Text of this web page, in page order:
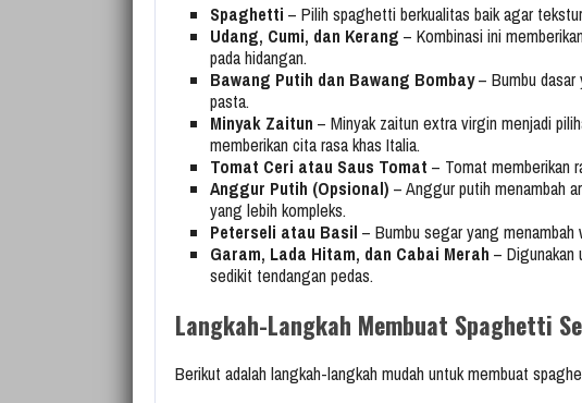
Spaghetti – Pilih spaghetti berkualitas baik agar
Udang, Cumi, dan Kerang – Kombinasi ini
pada hidangan.
Bawang Putih dan Bawang Bombay– Bumbu dasar
pasta.
Minyak Zaitun – Minyak zaitun extra virgin menjadi
memberikan cita rasa khas Italia.
Tomat Ceri atau Saus Tomat – Tomat memberikan
Anggur Putih (Opsional) – Anggur putih menambah
yang lebih kompleks.
Peterseli atau Basil – Bumbu segar yang menambah
Garam, Lada Hitam, dan Cabai Merah – Digunakan
sedikit tendangan pedas.
Langkah-Langkah Membuat Spaghetti
Berikut adalah langkah-langkah mudah untuk membuat